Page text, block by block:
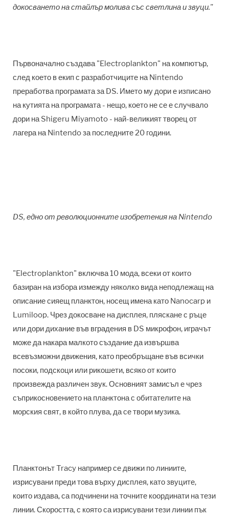
докосването на стайлър молива със светлина и звуци."
Първоначално създава "Electroplankton" на компютър,
след което в екип с разработчиците на Nintendo
преработва програмата за DS. Името му дори е изписано
на кутията на програмата - нещо, което не се е случвало
дори на Shigeru Miyamoto - най-великият творец от
лагера на Nintendo за последните 20 години.
DS, едно от революционните изобретения на Nintendo
"Electroplankton" включва 10 мода, всеки от които
базиран на избора измежду няколко вида неподлежащ на
описание сияещ планктон, носещ имена като Nanocarp и
Lumiloop. Чрез докосване на дисплея, пляскане с ръце
или дори дихание във вградения в DS микрофон, играчът
може да накара малкото създание да извършва
всевъзможни движения, като преобръщане във всички
посоки, подскоци или рикошети, всяко от които
произвежда различен звук. Основният замисъл е чрез
съприкосновението на планктона с обитателите на
морския свят, в който плува, да се твори музика.
Планктонът Tracy например се движи по линиите,
изрисувани преди това върху дисплея, като звуците,
които издава, са подчинени на точните координати на тези
линии. Скоростта, с която са изрисувани тези линии пък